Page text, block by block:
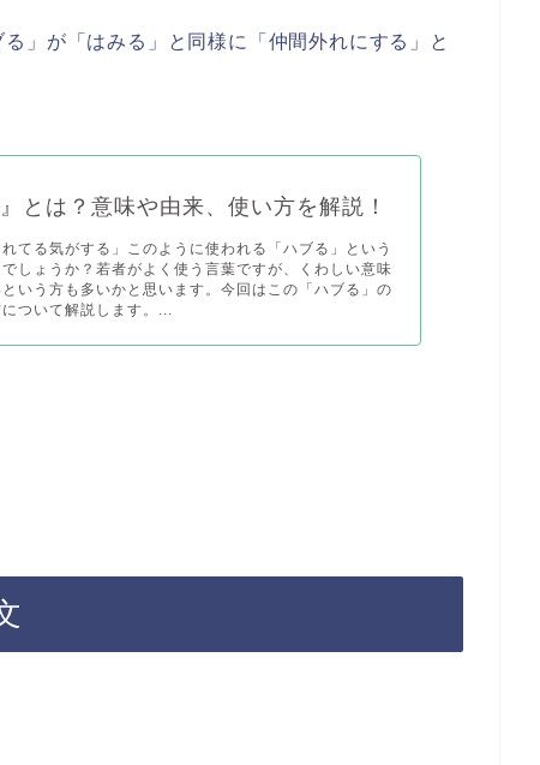
」が「はみる」と同様に「仲間外れにする」と
』とは？意味や由来、使い方を解説！
れてる気がする」このように使われる「ハブる」という
しょうか？若者がよく使う言葉ですが、くわしい意味
いう方も多いかと思います。今回はこの「ハブる」の
ついて解説します。...